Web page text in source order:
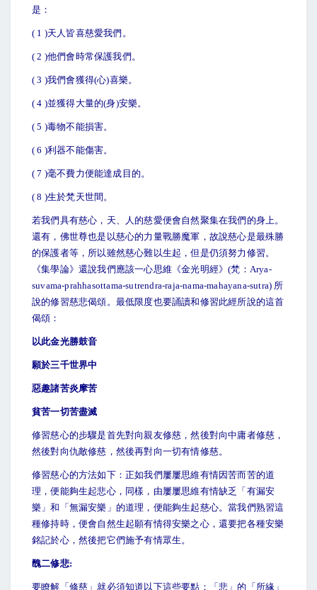
是：
( 1 )天人皆喜慈愛我們。
( 2 )他們會時常保護我們。
( 3 )我們會獲得(心)喜樂。
( 4 )並獲得大量的(身)安樂。
( 5 )毒物不能損害。
( 6 )利器不能傷害。
( 7 )毫不費力便能達成目的。
( 8 )生於梵天世間。
若我們具有慈心，天、人的慈愛便會自然聚集在我們的身上。
還有，佛世尊也是以慈心的力量戰勝魔軍，故說慈心是最殊勝
的保護者等，所以雖然慈心難以生起，但是仍須努力修習。
《集學論》還說我們應該一心思維《金光明經》(梵：Arya-
suvama-prahhasottama-sutrendra-raja-nama-mahayana-sutra) 所
說的修習慈悲偈頌。最低限度也要誦讀和修習此經所說的這首
偈頌：
以此金光勝鼓音
願於三千世界中
惡趣諸苦炎摩苦
貧苦一切苦盡滅
修習慈心的步驟是首先對向親友修慈，然後對向中庸者修慈，
然後對向仇敵修慈，然後再對向一切有情修慈。
修習慈心的方法如下：正如我們屢屢思維有情因苦而苦的道
理，便能夠生起悲心，同樣，由屢屢思維有情缺乏「有漏安
樂」和「無漏安樂」的道理，便能夠生起慈心。當我們熟習這
種修持時，便會自然生起願有情得安樂之心，還要把各種安樂
銘記於心，然後把它們施予有情眾生。
醜二修悲:
要瞭解「修慈」就必須知道以下這些要點：「悲」的「所緣」